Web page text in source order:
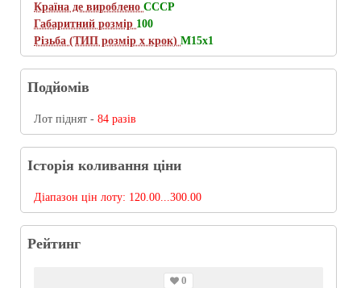
Країна де вироблено CCCР
Габаритний розмір 100
Різьба (ТИП розмір х крок) M15x1
Подйомів
Лот піднят - 84 разів
Історія коливання ціни
Діапазон цін лоту: 120.00...300.00
Рейтинг
0